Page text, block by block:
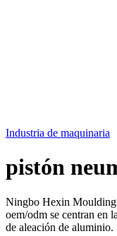
Industria de maquinaria
pistón
Ningbo Hexin Moulding
oem/odm se centran en
de aleación de aluminio.